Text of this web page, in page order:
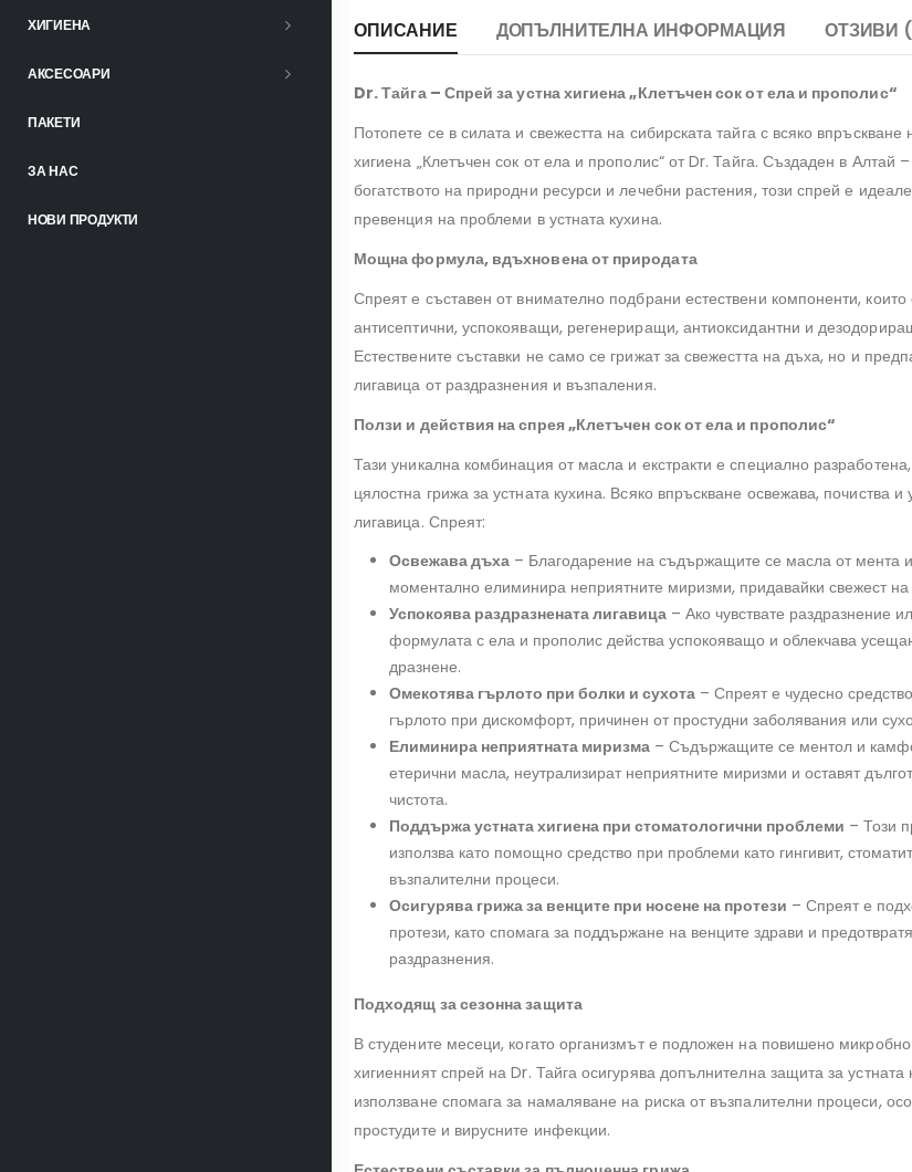
ХИГИЕНА
АКСЕСОАРИ
ПАКЕТИ
ЗА НАС
НОВИ ПРОДУКТИ
ОПИСАНИЕ ДОПЪЛНИТЕЛНА ИНФОРМАЦИЯ ОТЗИВИ
Dr. Тайга – Спрей за устна хигиена „Клетъчен сок от ела и прополис“
Потопете се в силата и свежестта на сибирската тайга с всяко впръскване
хигиена „Клетъчен сок от ела и прополис“ от Dr. Тайга. Създаден в Алтай
богатството на природни ресурси и лечебни растения, този спрей е
превенция на проблеми в устната кухина.
Мощна формула, вдъхновена от природата
Спреят е съставен от внимателно подбрани естествени компоненти, които
антисептични, успокояващи, регенериращи, антиоксидантни и
Естествените съставки не само се грижат за свежестта на дъха, но и
лигавица от раздразнения и възпаления.
Ползи и действия на спрея „Клетъчен сок от ела и прополис“
Тази уникална комбинация от масла и екстракти е специално
цялостна грижа за устната кухина. Всяко впръскване освежава, почиства и
лигавица. Спреят:
Освежава дъха – Благодарение на съдържащите се масла от мента
моментално елиминира неприятните миризми, придавайки свежест на
Успокоява раздразнената лигавица – Ако чувствате раздразнение
формулата с ела и прополис действа успокояващо и облекчава
дразнене.
Омекотява гърлото при болки и сухота – Спреят е чудесно
гърлото при дискомфорт, причинен от простудни заболявания или
Елиминира неприятната миризма – Съдържащите се ментол и
етерични масла, неутрализират неприятните миризми и оставят
чистота.
Поддържа устната хигиена при стоматологични проблеми – Този
използва като помощно средство при проблеми като гингивит,
възпалителни процеси.
Осигурява грижа за венците при носене на протези – Спреят е
протези, като спомага за поддържане на венците здрави и
раздразнения.
Подходящ за сезонна защита
В студените месеци, когато организмът е подложен на повишено
хигиенният спрей на Dr. Тайга осигурява допълнителна защита за устната
използване спомага за намаляване на риска от възпалителни процеси,
простудите и вирусните инфекции.